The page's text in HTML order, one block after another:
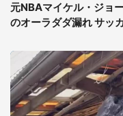
元NBAマイケル・ジョ
のオーラダダ漏れ サッ